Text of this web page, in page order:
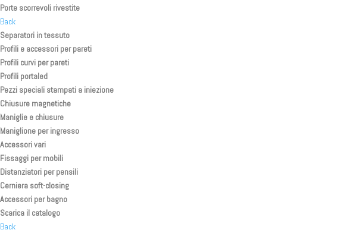
Porte scorrevoli rivestite
Back
Separatori in tessuto
Profili e accessori per pareti
Profili curvi per pareti
Profili portaled
Pezzi speciali stampati a iniezione
Chiusure magnetiche
Maniglie e chiusure
Maniglione per ingresso
Accessori vari
Fissaggi per mobili
Distanziatori per pensili
Cerniera soft-closing
Accessori per bagno
Scarica il catalogo
Back